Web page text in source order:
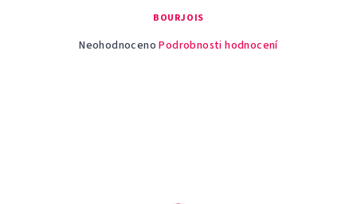
BOURJOIS
Průměrné
Neohodnoceno Podrobnosti hodnocení